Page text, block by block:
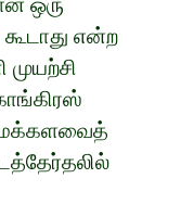
என்ற
மக்களவைத்